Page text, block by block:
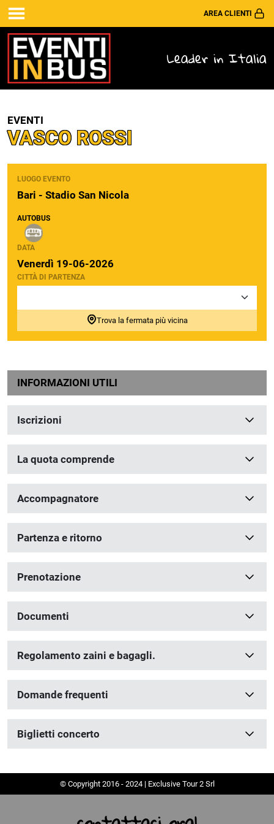
AREA CLIENTI
Leader in Italia
EVENTI
VASCO ROSSI
LUOGO EVENTO
Bari - Stadio San Nicola
AUTOBUS
DATA
Venerdì 19-06-2026
CITTÀ DI PARTENZA
Trova la fermata più vicina
INFORMAZIONI UTILI
Iscrizioni
La quota comprende
Accompagnatore
Partenza e ritorno
Prenotazione
Documenti
Regolamento zaini e bagagli.
Domande frequenti
Biglietti concerto
© Copyright 2016 - 2024 | Exclusive Tour 2 Srl